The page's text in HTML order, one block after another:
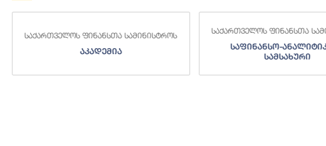
საქართველოს ფინანსთა სამინისტროს
აკადემია
საქართველოს ფინანსთა
საფინანსო-
სამსახური